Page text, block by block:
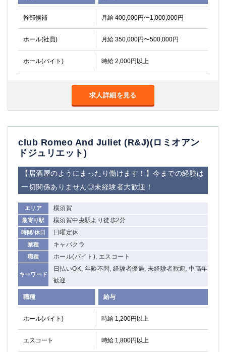
幹部候補 月給 400,000円〜1,000,000円
ホール(社員) 月給 350,000円〜500,000円
ホール(バイト) 時給 2,000円以上
求人詳細を見る
club Romeo And Juliet (R&J)(ロミオアン
ドジュリエット)
【居酒屋のようにまったり働けます！】今までの経験は
一切関係ありません◎未経験者大歓迎！
エリア 横須賀
最寄り駅 横須賀中央駅より徒歩2分
時間/休日 日曜定休
業種 キャバクラ
職種 ホール(バイト), エスコート
キーワード
日払いOK, 年齢不問, 経験者優遇, 未経験者歓迎, 中高年
歓迎
職種 給与
ホール(バイト) 時給 1,200円以上
エスコート 時給 1,800円以上